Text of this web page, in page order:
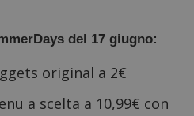
del 17 giugno:
original a 2€
a scelta a 10,99€ con